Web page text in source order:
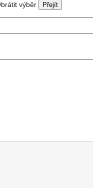
výběr